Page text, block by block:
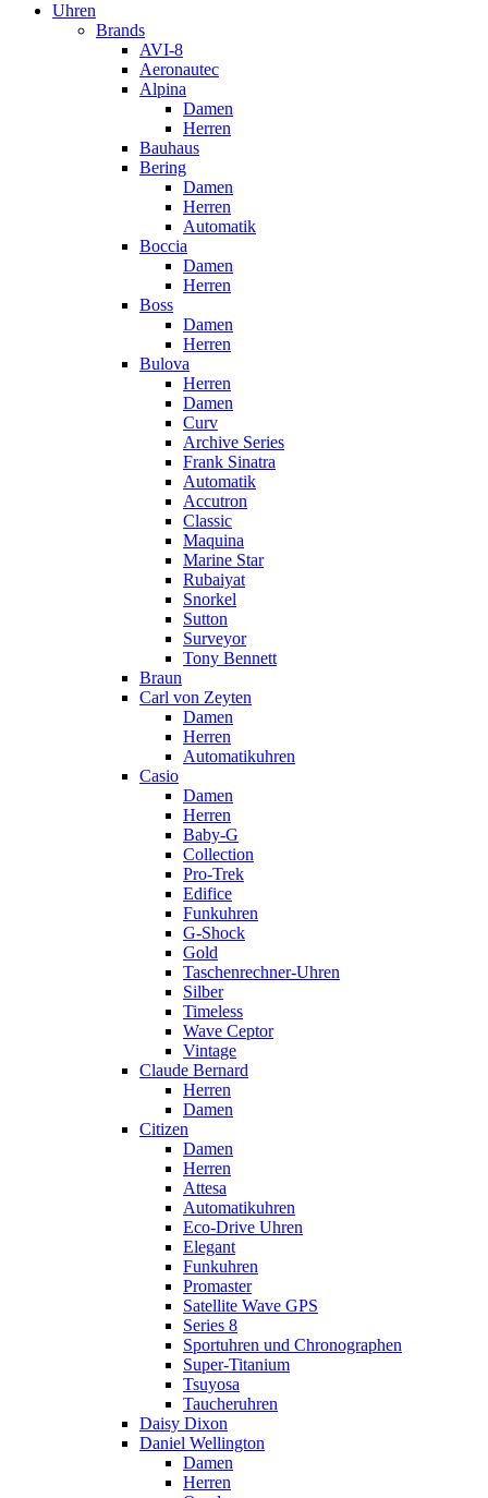
Uhren
Brands
AVI-8
Aeronautec
Alpina
Damen
Herren
Bauhaus
Bering
Damen
Herren
Automatik
Boccia
Damen
Herren
Boss
Damen
Herren
Bulova
Herren
Damen
Curv
Archive Series
Frank Sinatra
Automatik
Accutron
Classic
Maquina
Marine Star
Rubaiyat
Snorkel
Sutton
Surveyor
Tony Bennett
Braun
Carl von Zeyten
Damen
Herren
Automatikuhren
Casio
Damen
Herren
Baby-G
Collection
Pro-Trek
Edifice
Funkuhren
G-Shock
Gold
Taschenrechner-Uhren
Silber
Timeless
Wave Ceptor
Vintage
Claude Bernard
Herren
Damen
Citizen
Damen
Herren
Attesa
Automatikuhren
Eco-Drive Uhren
Elegant
Funkuhren
Promaster
Satellite Wave GPS
Series 8
Sportuhren und Chronographen
Super-Titanium
Tsuyosa
Taucheruhren
Daisy Dixon
Daniel Wellington
Damen
Herren